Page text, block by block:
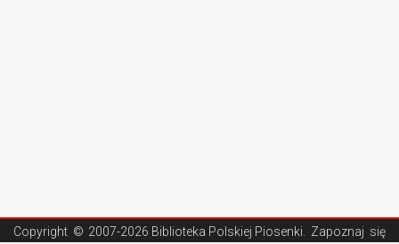
Copyright © 2007-2026 Biblioteka Polskiej Piosenki . Zapoznaj się